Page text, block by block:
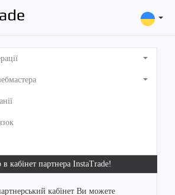
кабінет партнера InstaTrade!
кабінет Ви можете